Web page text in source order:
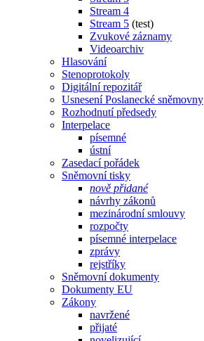
Stream 4
Stream 5 (test)
Zvukové záznamy
Videoarchiv
Hlasování
Stenoprotokoly
Digitální repozitář
Usnesení Poslanecké sněmovny
Rozhodnutí předsedy
Interpelace
písemné
ústní
Zasedací pořádek
Sněmovní tisky
nově přidané
návrhy zákonů
mezinárodní smlouvy
rozpočty
písemné interpelace
zprávy
rejstříky
Sněmovní dokumenty
Dokumenty EU
Zákony
navržené
přijaté